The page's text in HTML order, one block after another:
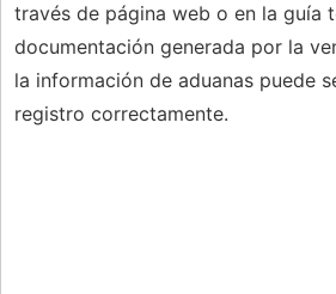
través de página web o en la guía
documentación generada por la
la información de aduanas puede
registro correctamente.